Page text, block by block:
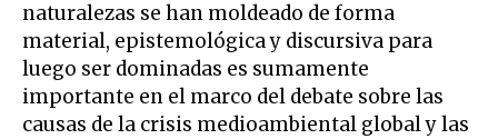
naturalezas se han moldeado de forma
material, epistemológica y discursiva para
luego ser dominadas es sumamente
importante en el marco del debate sobre las
causas de la crisis medioambiental global y las